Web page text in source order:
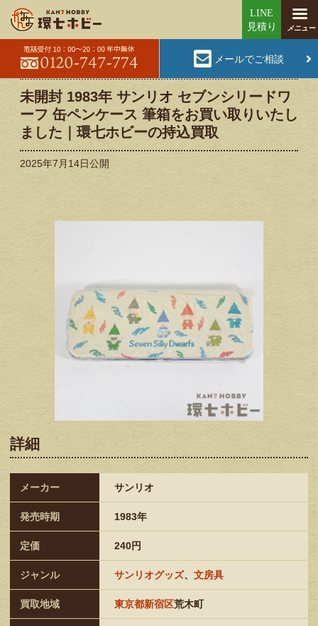
メールでご相談
未開封 1983年 サンリオ セブンシリードワ
ーフ 缶ペンケース 筆箱をお買い取りいたし
ました｜環七ホビーの持込買取
2025年7月14日公開
詳細
メーカー サンリオ
発売時期 1983年
定価 240円
ジャンル サンリオグッズ、 文房具
買取地域 東京都新宿区荒木町